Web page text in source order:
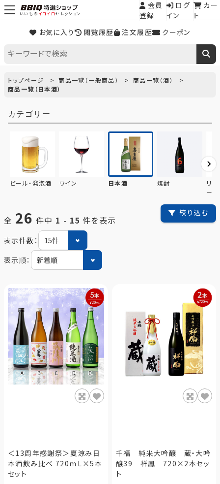
いいものイロイロセレクション
お気に入り 閲覧履歴 注文履歴 クーポン
会員
登録
ログ
イン
カー
ト
トップページ 商品一覧（一般商品）
商品一覧（酒）
商品一覧（日本酒）
カテゴリー
ビール・発泡酒 ワイン 日本酒 焼酎
リキ
ー
全 26 件中 1 - 15 件を表示
絞り込む
表示件数：
表示順：
＜13周年感謝祭＞夏涼み日
本酒飲み比べ 720ｍL×5本
セット
千福 純米大吟醸 蔵・大吟
醸39 祥鳳 720×2本セッ
ト